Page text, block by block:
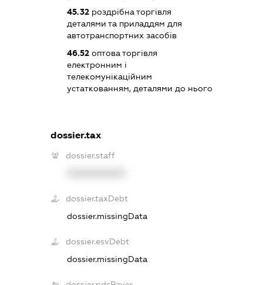
45.32роздрібна торгівля
деталями та приладдям для
автотранспортних засобів
46.52оптова торгівля
електронним і
телекомунікаційним
устаткованням, деталями до нього
dossier.tax
dossier.staff
dossier.taxDebt
dossier.missingData
dossier.esvDebt
dossier.missingData